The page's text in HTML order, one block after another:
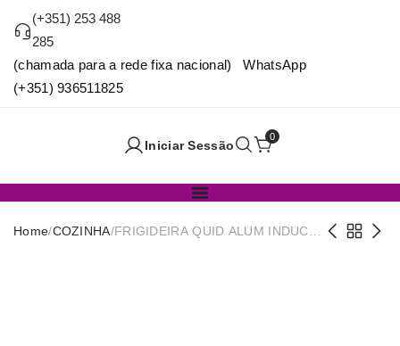
(+351) 253 488
285
(chamada para a rede fixa nacional) WhatsApp
(+351) 936511825
Iniciar Sessão
0
Home/COZINHA/FRIGIDEIRA QUID ALUM INDUC